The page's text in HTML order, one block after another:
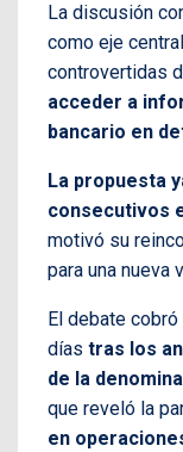
La discusión
como eje
controvertidas
acceder a
bancario en
La propuesta
consecutivos
motivó su
para una nueva
El debate
días tras los
de la
que reveló la
en